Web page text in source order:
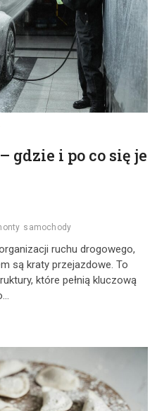
gdzie i po co się je
samochody
ruchu drogowego,
są kraty przejazdowe. To
które pełnią kluczową